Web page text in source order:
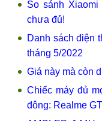
So sánh
chưa đủ!
Danh sách điện
tháng 5/2022
Giá này mà còn
Chiếc máy đủ
đông: Realme